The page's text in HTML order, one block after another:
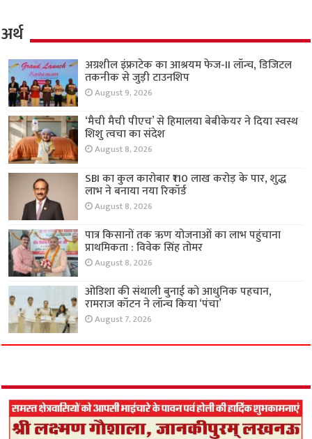
अर्थ
अग्रशील इंफ्राटेक का आश्रयम फेज-II लॉन्च, डिजिटल
तकनीक से जुड़ी टाउनशिप
August 9, 2026
‘मैची मैची पीएच’ से हिमालया बेबीकेयर ने दिया स्वस्थ
शिशु त्वचा का संदेश
August 8, 2026
SBI का कुल कारोबार ₹110 लाख करोड़ के पार, शुद्ध
लाभ ने बनाया नया रिकॉर्ड
August 8, 2026
पात्र किसानों तक ऋण योजनाओं का लाभ पहुंचाना
प्राथमिकता : विवेक सिंह तोमर
August 8, 2026
ओडिशा की संथाली बुनाई को आधुनिक पहचान,
रामराज कॉटन ने लॉन्च किया ‘पंचा’
August 7, 2026